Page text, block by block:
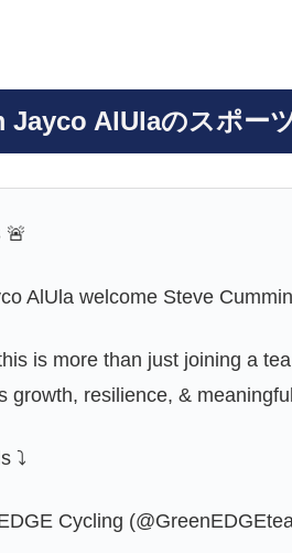
Jayco AlUlaのスポー
🚨
AlUla welcome Steve
is more than just joining a
growth, resilience, &
⤵️
Cycling